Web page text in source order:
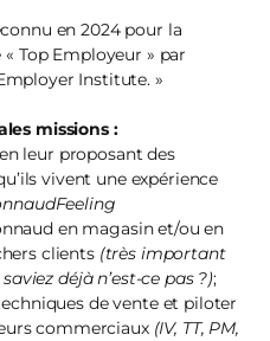
en 2024 pour la
Top Employeur » par
Institute. »
missions :
leur proposant des
vivent une expérience
en magasin et/ou en
clients (très important
déjà n’est-ce pas ?);
de vente et piloter
commerciaux (IV, TT, PM,